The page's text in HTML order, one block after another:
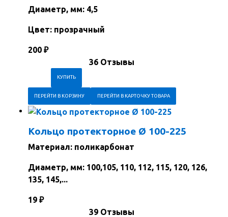
Диаметр, мм: 4,5
Цвет: прозрачный
200 ₽
36 Отзывы
ПЕРЕЙТИ В КОРЗИНУ ПЕРЕЙТИ В КАРТОЧКУ ТОВАРА
Кольцо протекторное Ø 100-225
Материал: поликарбонат
Диаметр, мм: 100,105, 110, 112, 115, 120, 126,
135, 145,...
19 ₽
39 Отзывы